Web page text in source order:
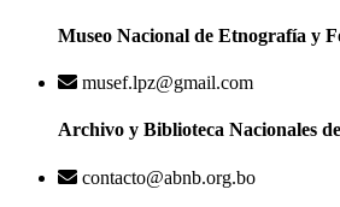
Museo Nacional de Etnografía y
musef.lpz@gmail.com
Archivo y Biblioteca Nacionales
contacto@abnb.org.bo